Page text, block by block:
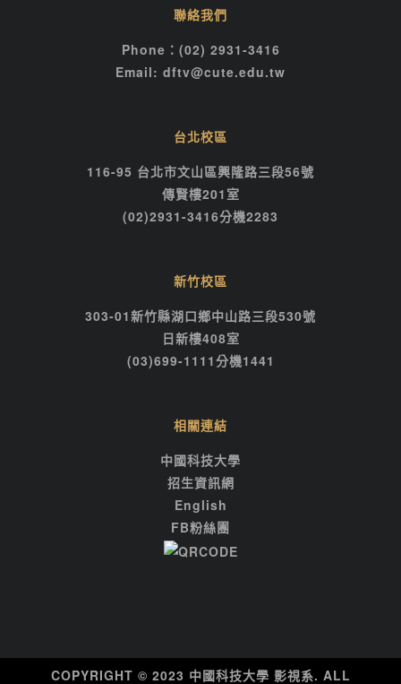
聯絡我們
Phone：(02) 2931-3416
Email: dftv@cute.edu.tw
台北校區
116-95 台北市文山區興隆路三段56號
傳賢樓201室
(02)2931-3416分機2283
新竹校區
303-01新竹縣湖口鄉中山路三段530號
日新樓408室
(03)699-1111分機1441
相關連結
中國科技大學
招生資訊網
English
FB粉絲團
COPYRIGHT © 2023 中國科技大學 影視系. ALL